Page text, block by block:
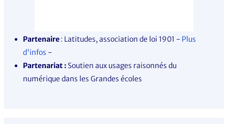
Partenaire: Latitudes, association de loi 1901 - Plus
d'infos -
Partenariat :Soutien aux usages raisonnés du
numérique dans les Grandes écoles